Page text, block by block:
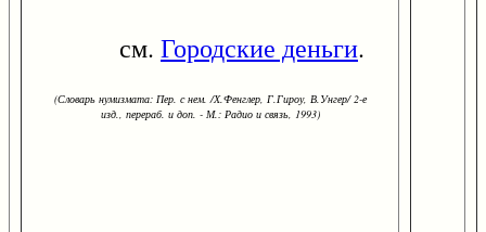
см. Городские деньги.
(Словарь нумизмата: Пер. с нем. /Х.Фенглер, Г.Гироу, В.Унгер/ 2-е
изд., перераб. и доп. - М.: Радио и связь, 1993)